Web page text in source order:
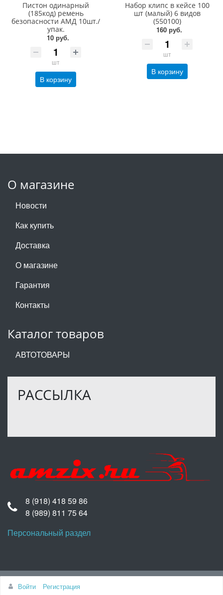
Пистон одинарный
(185код) ремень
безопасности АМД 10шт./
упак.
10 руб.
шт
В корзину
Набор клипс в кейсе 100
шт (малый) 6 видов
(550100)
160 руб.
шт
В корзину
О магазине
Новости
Как купить
Доставка
О магазине
Гарантия
Контакты
Каталог товаров
АВТОТОВАРЫ
РАССЫЛКА
8 (918) 418 59 86
8 (989) 811 75 64
Персональный раздел
© Интернет-магазин AMZIX.RU, 2022
Войти
Регистрация